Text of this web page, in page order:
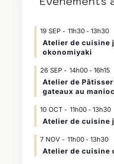
19 SEP 11h30- 13h30
Atelier de cuisine
okonomiyaki
26 SEP 14h00- 16h15
Atelier de
gateaux au
10 OCT 11h00- 13h30
Atelier de cuisine
7 NOV 11h00- 13h30
Atelier de cuisine